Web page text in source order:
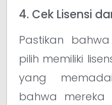
4. Cek Lisensi
Pastikan
pilih memiliki
yang
bahwa mereka